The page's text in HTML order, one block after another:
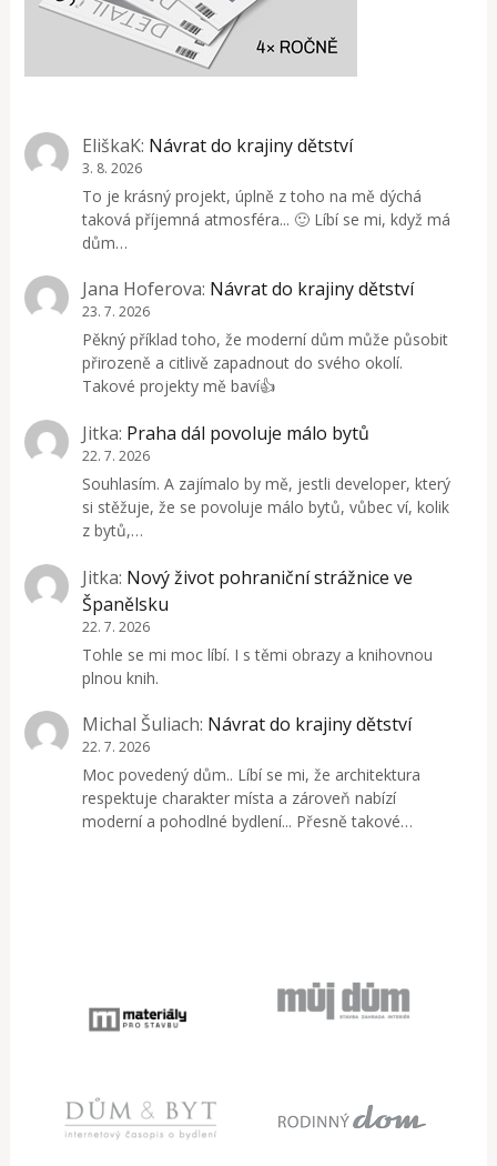
EliškaK: Návrat do krajiny dětství
3. 8. 2026
To je krásný projekt, úplně z toho na mě dýchá
taková příjemná atmosféra... 🙂 Líbí se mi, když má
dům…
Jana Hoferova: Návrat do krajiny dětství
23. 7. 2026
Pěkný příklad toho, že moderní dům může působit
přirozeně a citlivě zapadnout do svého okolí.
Takové projekty mě baví👍
Jitka: Praha dál povoluje málo bytů
22. 7. 2026
Souhlasím. A zajímalo by mě, jestli developer, který
si stěžuje, že se povoluje málo bytů, vůbec ví, kolik
z bytů,…
Jitka: Nový život pohraniční strážnice ve
Španělsku
22. 7. 2026
Tohle se mi moc líbí. I s těmi obrazy a knihovnou
plnou knih.
Michal Šuliach: Návrat do krajiny dětství
22. 7. 2026
Moc povedený dům.. Líbí se mi, že architektura
respektuje charakter místa a zároveň nabízí
moderní a pohodlné bydlení... Přesně takové…